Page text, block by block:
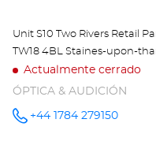
Unit S10 Two Rivers Retail
TW18 4BL Staines-upon-
Actualmente cerrado
ÓPTICA & AUDICIÓN
número
+44 1784 279150